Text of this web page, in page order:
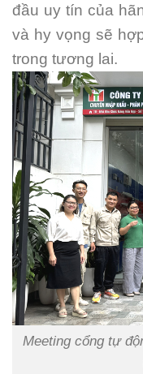
đầu uy tín của
và hy vọng sẽ
trong tương lai.
Meeting cổng tự